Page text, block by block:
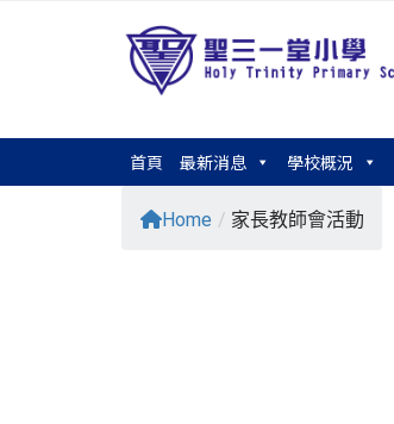
首頁 最新消息 學校概況
Home / 家長教師會活動